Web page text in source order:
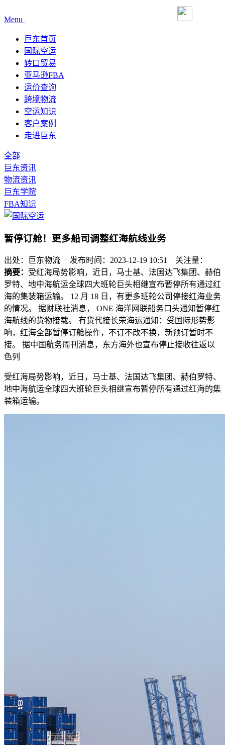
Menu
巨东首页
国际空运
转口贸易
亚马逊FBA
运价查询
跨境物流
空运知识
客户案例
走进巨东
全部
巨东资讯
物流资讯
巨东学院
FBA知识
暂停订舱！更多船司调整红海航线业务
出处：巨东物流 | 发布时间：2023-12-19 10:51 关注量：
摘要： 受红海局势影响，近日，马士基、法国达飞集团、赫伯
罗特、地中海航运全球四大班轮巨头相继宣布暂停所有通过红
海的集装箱运输。 12 月 18 日，有更多班轮公司停接红海业务
的情况。 据财联社消息， ONE 海洋网联船务口头通知暂停红
海航线的货物接载。 有货代接长荣海运通知：受国际形势影
响，红海全部暂停订舱操作，不订不改不换，新预订暂时不
接。 据中国航务周刊消息，东方海外也宣布停止接收往返以
色列
受红海局势影响，近日，马士基、法国达飞集团、赫伯罗特、
地中海航运全球四大班轮巨头相继宣布暂停所有通过红海的集
装箱运输。